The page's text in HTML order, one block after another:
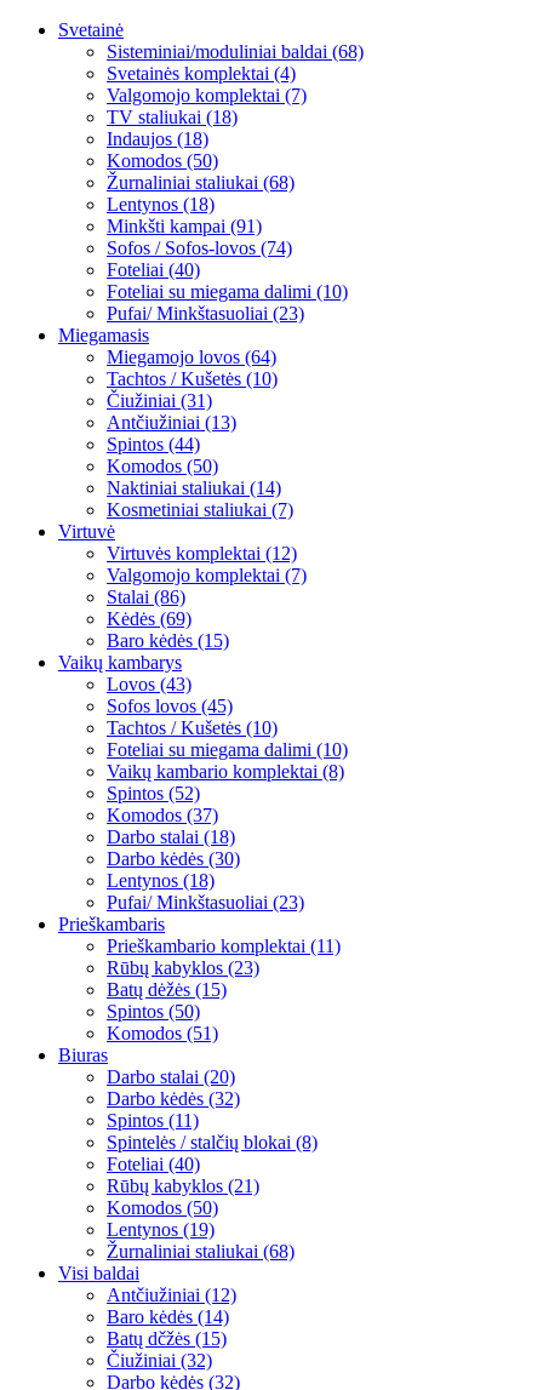
Svetainė
Sisteminiai/moduliniai baldai (68)
Svetainės komplektai (4)
Valgomojo komplektai (7)
TV staliukai (18)
Indaujos (18)
Komodos (50)
Žurnaliniai staliukai (68)
Lentynos (18)
Minkšti kampai (91)
Sofos / Sofos-lovos (74)
Foteliai (40)
Foteliai su miegama dalimi (10)
Pufai/ Minkštasuoliai (23)
Miegamasis
Miegamojo lovos (64)
Tachtos / Kušetės (10)
Čiužiniai (31)
Antčiužiniai (13)
Spintos (44)
Komodos (50)
Naktiniai staliukai (14)
Kosmetiniai staliukai (7)
Virtuvė
Virtuvės komplektai (12)
Valgomojo komplektai (7)
Stalai (86)
Kėdės (69)
Baro kėdės (15)
Vaikų kambarys
Lovos (43)
Sofos lovos (45)
Tachtos / Kušetės (10)
Foteliai su miegama dalimi (10)
Vaikų kambario komplektai (8)
Spintos (52)
Komodos (37)
Darbo stalai (18)
Darbo kėdės (30)
Lentynos (18)
Pufai/ Minkštasuoliai (23)
Prieškambaris
Prieškambario komplektai (11)
Rūbų kabyklos (23)
Batų dėžės (15)
Spintos (50)
Komodos (51)
Biuras
Darbo stalai (20)
Darbo kėdės (32)
Spintos (11)
Spintelės / stalčių blokai (8)
Foteliai (40)
Rūbų kabyklos (21)
Komodos (50)
Lentynos (19)
Žurnaliniai staliukai (68)
Visi baldai
Antčiužiniai (12)
Baro kėdės (14)
Batų dčžės (15)
Čiužiniai (32)
Darbo kėdės (32)